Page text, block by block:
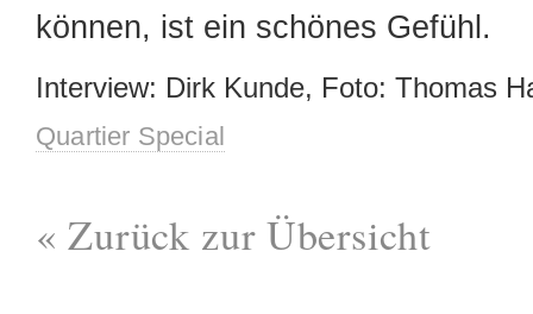
können, ist ein schönes Gefühl.
Interview: Dirk Kunde, Foto: Thomas
Quartier Special
« Zurück zur Übersicht